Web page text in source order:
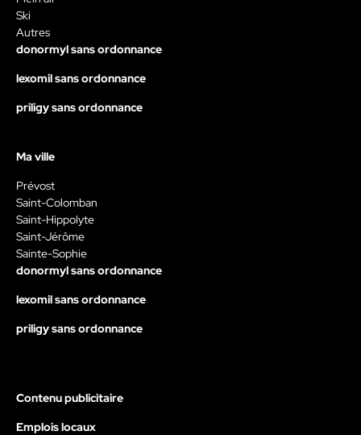
Ski
Autres
donormyl sans ordonnance
lexomil sans ordonnance
priligy sans ordonnance
Ma ville
Prévost
Saint-Colomban
Saint-Hippolyte
Saint-Jérôme
Sainte-Sophie
donormyl sans ordonnance
lexomil sans ordonnance
priligy sans ordonnance
Contenu publicitaire
Emplois locaux